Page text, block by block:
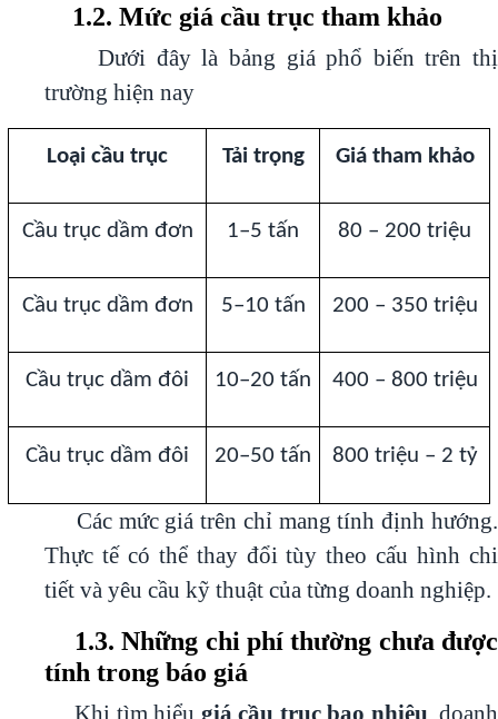
1.2. Mức giá cầu trục tham khảo
Dưới đây là bảng giá phổ biến trên thị
trường hiện nay
Loại cầu trục Tải trọng Giá tham khảo
Cầu trục dầm đơn 1–5 tấn 80 – 200 triệu
Cầu trục dầm đơn 5–10 tấn 200 – 350 triệu
Cầu trục dầm đôi 10–20 tấn 400 – 800 triệu
Cầu trục dầm đôi 20–50 tấn 800 triệu – 2 tỷ
Các mức giá trên chỉ mang tính định hướng.
Thực tế có thể thay đổi tùy theo cấu hình chi
tiết và yêu cầu kỹ thuật của từng doanh nghiệp.
1.3. Những chi phí thường chưa được
tính trong báo giá
Khi tìm hiểu giá cầu trục bao nhiêu , doanh